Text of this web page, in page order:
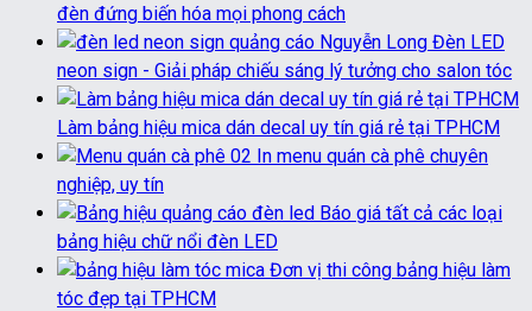
đèn đứng biến hóa mọi phong cách
Đèn LED
neon sign - Giải pháp chiếu sáng lý tưởng cho salon tóc
Làm bảng hiệu mica dán decal uy tín giá rẻ tại TPHCM
In menu quán cà phê chuyên
nghiệp, uy tín
Báo giá tất cả các loại
bảng hiệu chữ nổi đèn LED
Đơn vị thi công bảng hiệu làm
tóc đẹp tại TPHCM